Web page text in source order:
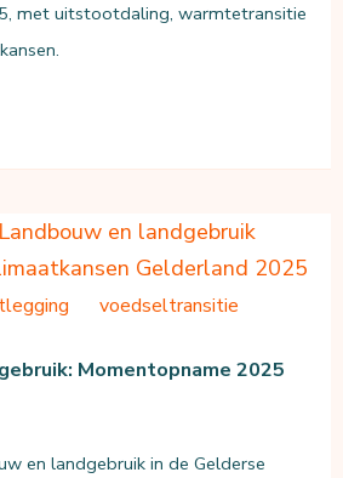
met uitstootdaling, warmtetransitie
voedseltransitie
Momentopname 2025
en landgebruik in de Gelderse